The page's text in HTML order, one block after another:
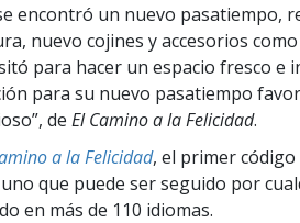
encontró un nuevo pasatiempo,
nuevo cojines y accesorios
para hacer un espacio fresco e
para su nuevo pasatiempo
de El Camino a la Felicidad.
a la Felicidad, el primer
que puede ser seguido por
en más de 110 idiomas.